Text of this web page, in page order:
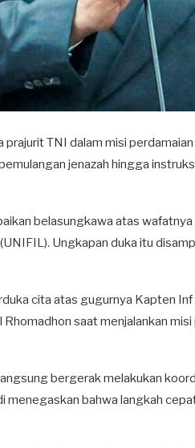
prajurit TNI dalam misi
jenazah hingga
belasungkawa atas
Ungkapan duka itu
cita atas gugurnya Kapten
saat menjalankan
bergerak melakukan
bahwa langkah